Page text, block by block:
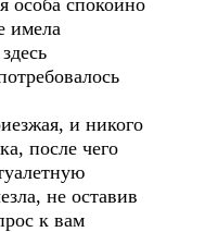
особа спокойно
имела
и никого
после чего
не оставив
к вам